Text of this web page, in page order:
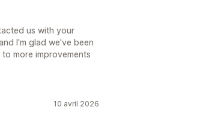
us with your
I'm glad we've been
more improvements
10 avril 2026